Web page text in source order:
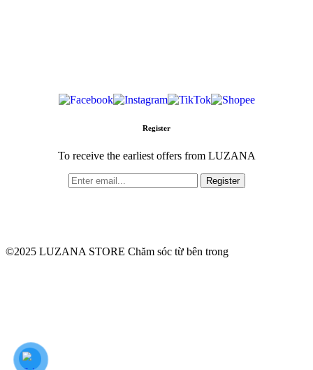
Register
To receive the earliest offers from LUZANA
Register
©2025 LUZANA STORE Chăm sóc từ bên trong